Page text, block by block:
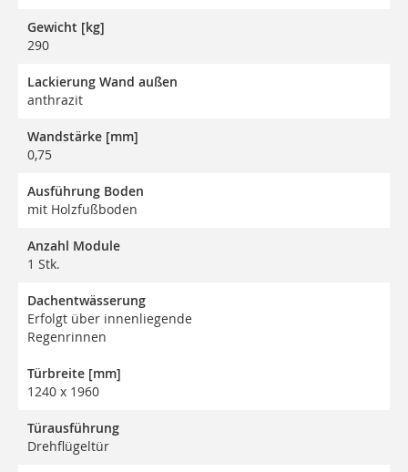
Gewicht [kg]
290
Lackierung Wand außen
anthrazit
Wandstärke [mm]
0,75
Ausführung Boden
mit Holzfußboden
Anzahl Module
1 Stk.
Dachentwässerung
Erfolgt über innenliegende
Regenrinnen
Türbreite [mm]
1240 x 1960
Türausführung
Drehflügeltür